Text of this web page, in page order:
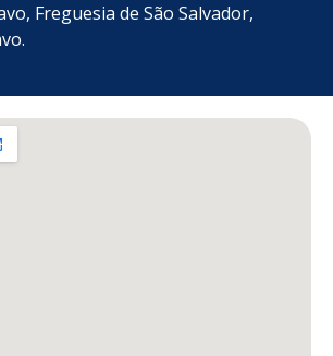
Freguesia de São Salvador,